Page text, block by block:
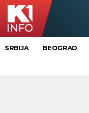
SRBIJA BEOGRAD